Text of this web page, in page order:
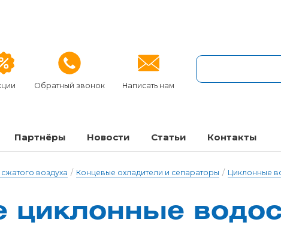
Обратный звонок Написать нам
Партнёры Новости Статьи Контакты
воздуха / Концевые охладители и сепараторы / Циклонные
цик­лонные